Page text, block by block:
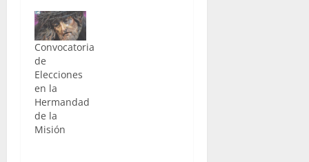
Convocatoria
de
Elecciones
en la
Hermandad
de la
Misión